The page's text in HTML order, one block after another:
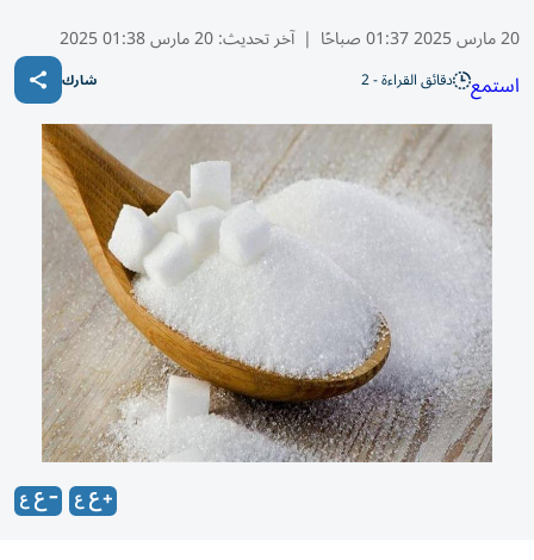
20 مارس 2025 01:37 صباحًا | آخر تحديث:20 مارس 01:38 2025
استمع دقائق القراءة - 2 شارك